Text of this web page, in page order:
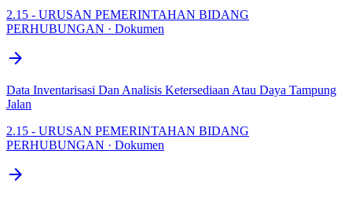
2.15 - URUSAN PEMERINTAHAN BIDANG
PERHUBUNGAN · Dokumen
arrow_forward
Data Inventarisasi Dan Analisis Ketersediaan Atau Daya Tampung
Jalan
2.15 - URUSAN PEMERINTAHAN BIDANG
PERHUBUNGAN · Dokumen
arrow_forward